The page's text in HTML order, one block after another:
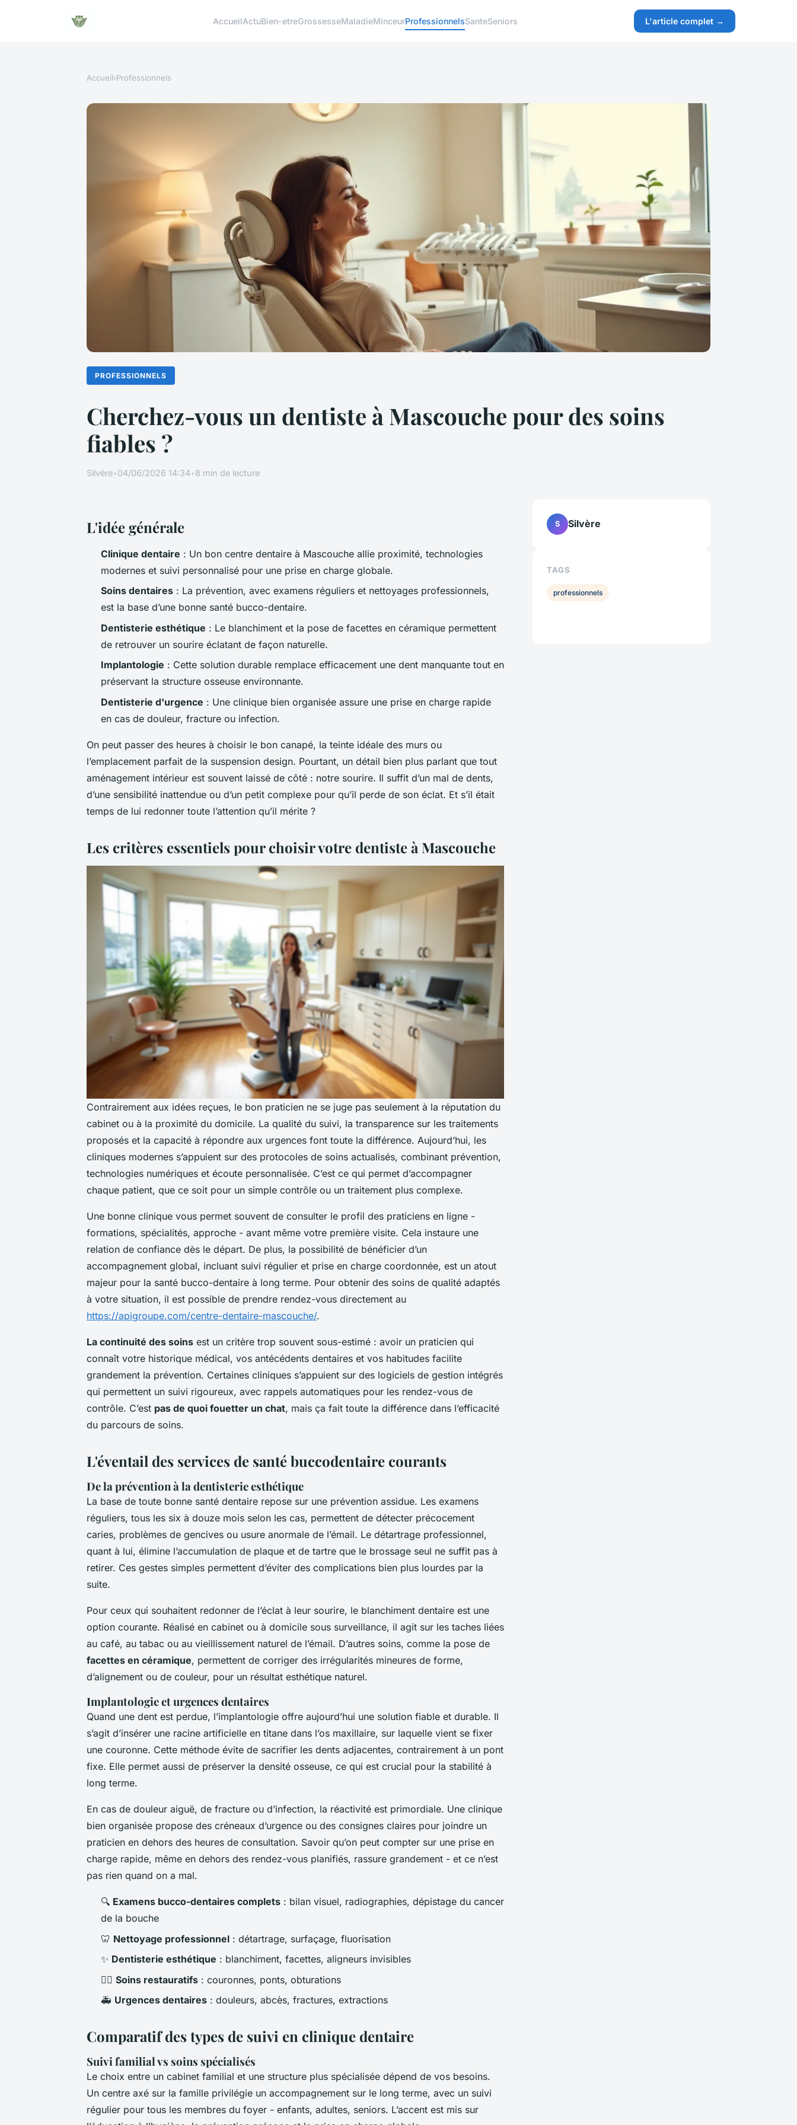
AccueilActuBien-etreGrossesseMaladieMinceurProfessionnelsSanteSeniors L'article complet →
Accueil›Professionnels
PROFESSIONNELS
Cherchez-vous un dentiste à Mascouche pour des soins
fiables ?
Silvère•04/06/2026 14:34•8 min de lecture
L'idée générale
Clinique dentaire : Un bon centre dentaire à Mascouche allie proximité, technologies
modernes et suivi personnalisé pour une prise en charge globale.
Soins dentaires : La prévention, avec examens réguliers et nettoyages professionnels,
est la base d’une bonne santé bucco-dentaire.
Dentisterie esthétique : Le blanchiment et la pose de facettes en céramique permettent
de retrouver un sourire éclatant de façon naturelle.
Implantologie : Cette solution durable remplace efficacement une dent manquante tout en
préservant la structure osseuse environnante.
Dentisterie d'urgence : Une clinique bien organisée assure une prise en charge rapide
en cas de douleur, fracture ou infection.
On peut passer des heures à choisir le bon canapé, la teinte idéale des murs ou
l’emplacement parfait de la suspension design. Pourtant, un détail bien plus parlant que tout
aménagement intérieur est souvent laissé de côté : notre sourire. Il suffit d’un mal de dents,
d’une sensibilité inattendue ou d’un petit complexe pour qu’il perde de son éclat. Et s’il était
temps de lui redonner toute l’attention qu’il mérite ?
Les critères essentiels pour choisir votre dentiste à Mascouche
Contrairement aux idées reçues, le bon praticien ne se juge pas seulement à la réputation du
cabinet ou à la proximité du domicile. La qualité du suivi, la transparence sur les traitements
proposés et la capacité à répondre aux urgences font toute la différence. Aujourd’hui, les
cliniques modernes s’appuient sur des protocoles de soins actualisés, combinant prévention,
technologies numériques et écoute personnalisée. C’est ce qui permet d’accompagner
chaque patient, que ce soit pour un simple contrôle ou un traitement plus complexe.
Une bonne clinique vous permet souvent de consulter le profil des praticiens en ligne -
formations, spécialités, approche - avant même votre première visite. Cela instaure une
relation de confiance dès le départ. De plus, la possibilité de bénéficier d’un
accompagnement global, incluant suivi régulier et prise en charge coordonnée, est un atout
majeur pour la santé bucco-dentaire à long terme. Pour obtenir des soins de qualité adaptés
à votre situation, il est possible de prendre rendez-vous directement au
https://apigroupe.com/centre-dentaire-mascouche/.
La continuité des soins est un critère trop souvent sous-estimé : avoir un praticien qui
connaît votre historique médical, vos antécédents dentaires et vos habitudes facilite
grandement la prévention. Certaines cliniques s’appuient sur des logiciels de gestion intégrés
qui permettent un suivi rigoureux, avec rappels automatiques pour les rendez-vous de
contrôle. C’est pas de quoi fouetter un chat, mais ça fait toute la différence dans l’efficacité
du parcours de soins.
L'éventail des services de santé buccodentaire courants
De la prévention à la dentisterie esthétique
La base de toute bonne santé dentaire repose sur une prévention assidue. Les examens
réguliers, tous les six à douze mois selon les cas, permettent de détecter précocement
caries, problèmes de gencives ou usure anormale de l’émail. Le détartrage professionnel,
quant à lui, élimine l’accumulation de plaque et de tartre que le brossage seul ne suffit pas à
retirer. Ces gestes simples permettent d’éviter des complications bien plus lourdes par la
suite.
Pour ceux qui souhaitent redonner de l’éclat à leur sourire, le blanchiment dentaire est une
option courante. Réalisé en cabinet ou à domicile sous surveillance, il agit sur les taches liées
au café, au tabac ou au vieillissement naturel de l’émail. D’autres soins, comme la pose de
facettes en céramique, permettent de corriger des irrégularités mineures de forme,
d’alignement ou de couleur, pour un résultat esthétique naturel.
Implantologie et urgences dentaires
Quand une dent est perdue, l’implantologie offre aujourd’hui une solution fiable et durable. Il
s’agit d’insérer une racine artificielle en titane dans l’os maxillaire, sur laquelle vient se fixer
une couronne. Cette méthode évite de sacrifier les dents adjacentes, contrairement à un pont
fixe. Elle permet aussi de préserver la densité osseuse, ce qui est crucial pour la stabilité à
long terme.
En cas de douleur aiguë, de fracture ou d’infection, la réactivité est primordiale. Une clinique
bien organisée propose des créneaux d’urgence ou des consignes claires pour joindre un
praticien en dehors des heures de consultation. Savoir qu’on peut compter sur une prise en
charge rapide, même en dehors des rendez-vous planifiés, rassure grandement - et ce n’est
pas rien quand on a mal.
🔍 Examens bucco-dentaires complets : bilan visuel, radiographies, dépistage du cancer
de la bouche
🦷 Nettoyage professionnel : détartrage, surfaçage, fluorisation
✨ Dentisterie esthétique : blanchiment, facettes, aligneurs invisibles
🦷‍♂️ Soins restauratifs : couronnes, ponts, obturations
🚑 Urgences dentaires : douleurs, abcès, fractures, extractions
Comparatif des types de suivi en clinique dentaire
Suivi familial vs soins spécialisés
Le choix entre un cabinet familial et une structure plus spécialisée dépend de vos besoins.
Un centre axé sur la famille privilégie un accompagnement sur le long terme, avec un suivi
régulier pour tous les membres du foyer - enfants, adultes, seniors. L’accent est mis sur
S Silvère
TAGS
professionnels